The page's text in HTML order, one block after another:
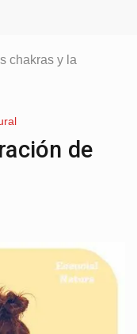
chakras y la
de